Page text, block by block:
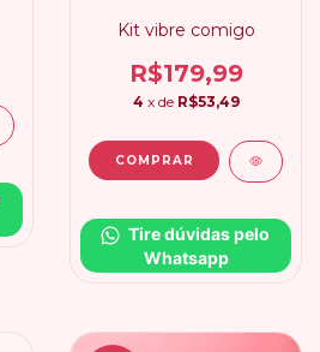
Kit vibre comigo
R$179,99
4 x de R$53,49
Tire dúvidas pelo
Whatsapp